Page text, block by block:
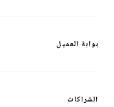
بوابة العميل
الشراكات